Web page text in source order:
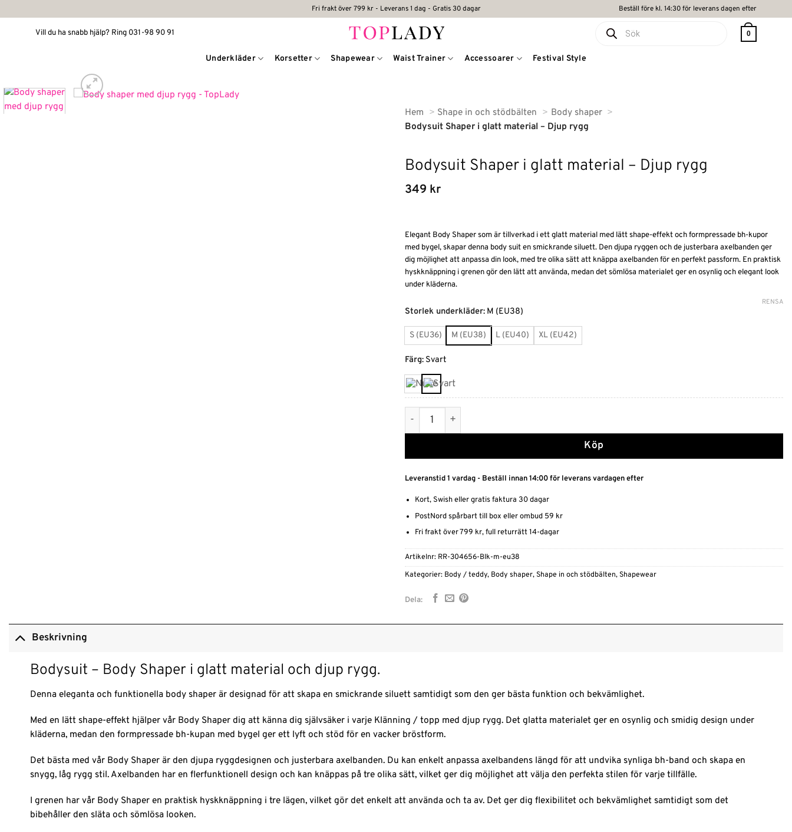
to
Fri frakt över 799 kr - Leverans 1 dag - Gratis 30 dagar Beställ före kl. 14:30 för leverans dagen efter
Vill du ha snabb hjälp? Ring 031-98 90 91 0
Underkläder Korsetter Shapewear Waist Trainer Accessoarer Festival Style
Hem Shape in och stödbälten
Body shaper
Bodysuit Shaper i glatt material – Djup rygg
Bodysuit Shaper i glatt material – Djup rygg
349 kr
Elegant Body Shaper som är tillverkad i ett glatt material med lätt shape-effekt och formpressade bh-kupor
med bygel, skapar denna body suit en smickrande siluett. Den djupa ryggen och de justerbara axelbanden ger
dig möjlighet att anpassa din look, med tre olika sätt att knäppa axelbanden för en perfekt passform. En praktisk
hyskknäppning i grenen gör den lätt att använda, medan det sömlösa materialet ger en osynlig och elegant look
under kläderna.
Storlek underkläder: M (EU38)
S (EU36) M (EU38) L (EU40) XL (EU42)
Färg: Svart
RENSA
Bodysuit Shaper i glatt material - Djup rygg mängd
Köp
Alternative:
Leveranstid 1 vardag - Beställ innan 14:00 för leverans vardagen efter
Kort, Swish eller gratis faktura 30 dagar
PostNord spårbart till box eller ombud 59 kr
Fri frakt över 799 kr, full returrätt 14-dagar
Artikelnr: RR-304656-Blk-m-eu38
Kategorier: Body / teddy, Body shaper, Shape in och stödbälten, Shapewear
Dela:
Beskrivning
Bodysuit – Body Shaper i glatt material och djup rygg.
Denna eleganta och funktionella body shaper är designad för att skapa en smickrande siluett samtidigt som den ger bästa funktion och bekvämlighet.
Med en lätt shape-effekt hjälper vår Body Shaper dig att känna dig självsäker i varje Klänning / topp med djup rygg. Det glatta materialet ger en osynlig och smidig design under
kläderna, medan den formpressade bh-kupan med bygel ger ett lyft och stöd för en vacker bröstform.
Det bästa med vår Body Shaper är den djupa ryggdesignen och justerbara axelbanden. Du kan enkelt anpassa axelbandens längd för att undvika synliga bh-band och skapa en
snygg, låg rygg stil. Axelbanden har en flerfunktionell design och kan knäppas på tre olika sätt, vilket ger dig möjlighet att välja den perfekta stilen för varje tillfälle.
I grenen har vår Body Shaper en praktisk hyskknäppning i tre lägen, vilket gör det enkelt att använda och ta av. Det ger dig flexibilitet och bekvämlighet samtidigt som det
bibehåller den släta och sömlösa looken.